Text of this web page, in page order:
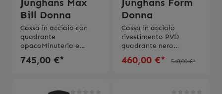
Junghans Max
Bill Donna
Cassa in acciaio con
quadrante
opacoMinuteria e
lancetta con massa
luminosa
745,00 €*
Junghans Form
Donna
Cassa in acciaio
rivestimento PVD
quadrante nero
opacoMovimento al
quarzo J643.29 Vetro
460,00 €* 540,00 €*